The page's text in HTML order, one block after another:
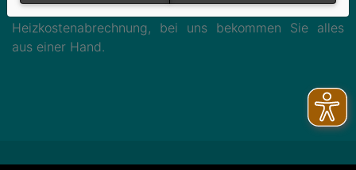
Strom, Erdgas, Energieausweise oder
Heizkostenabrechnung, bei uns bekommen Sie alles
aus einer Hand.